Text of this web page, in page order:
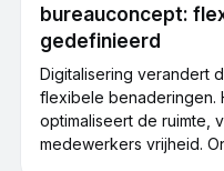
bureauconcept:
gedefinieerd
Digitalisering verandert
flexibele benaderingen.
optimaliseert de ruimte,
medewerkers vrijheid.